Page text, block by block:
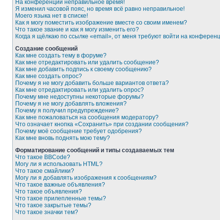
На конференции неправильное время!
Я изменил часовой пояс, но время всё равно неправильное!
Моего языка нет в списке!
Как я могу поместить изображение вместе со своим именем?
Что такое звание и как я могу изменить его?
Когда я щёлкаю по ссылке «email», от меня требуют войти на
Создание сообщений
Как мне создать тему в форуме?
Как мне отредактировать или удалить сообщение?
Как мне добавить подпись к своему сообщению?
Как мне создать опрос?
Почему я не могу добавить больше вариантов ответа?
Как мне отредактировать или удалить опрос?
Почему мне недоступны некоторые форумы?
Почему я не могу добавлять вложения?
Почему я получил предупреждение?
Как мне пожаловаться на сообщения модератору?
Что означает кнопка «Сохранить» при создании сообщения?
Почему моё сообщение требует одобрения?
Как мне вновь поднять мою тему?
Форматирование сообщений и типы создаваемых тем
Что такое BBCode?
Могу ли я использовать HTML?
Что такое смайлики?
Могу ли я добавлять изображения к сообщениям?
Что такое важные объявления?
Что такое объявления?
Что такое прилепленные темы?
Что такое закрытые темы?
Что такое значки тем?